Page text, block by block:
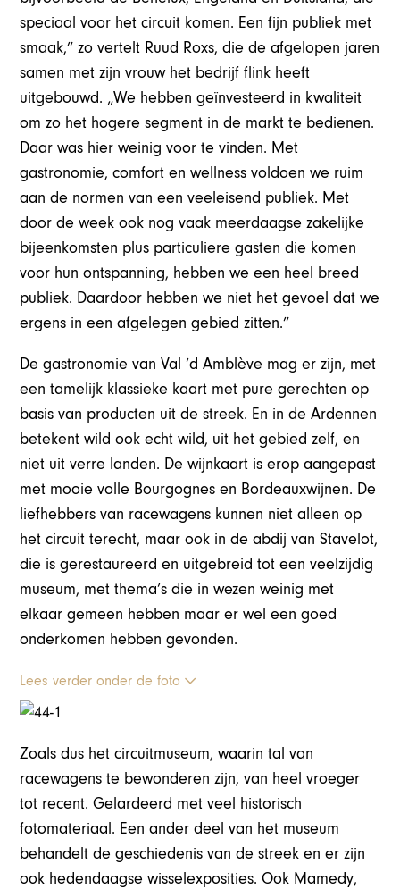
speciaal voor het circuit komen. Een fijn publiek met
smaak,” zo vertelt Ruud Roxs, die de afgelopen jaren
samen met zijn vrouw het bedrijf flink heeft
uitgebouwd. „We hebben geïnvesteerd in kwaliteit
om zo het hogere segment in de markt te bedienen.
Daar was hier weinig voor te vinden. Met
gastronomie, comfort en wellness voldoen we ruim
aan de normen van een veeleisend publiek. Met
door de week ook nog vaak meerdaagse zakelijke
bijeenkomsten plus particuliere gasten die komen
voor hun ontspanning, hebben we een heel breed
publiek. Daardoor hebben we niet het gevoel dat we
ergens in een afgelegen gebied zitten.”
De gastronomie van Val ‘d Amblève mag er zijn, met
een tamelijk klassieke kaart met pure gerechten op
basis van producten uit de streek. En in de Ardennen
betekent wild ook echt wild, uit het gebied zelf, en
niet uit verre landen. De wijnkaart is erop aangepast
met mooie volle Bourgognes en Bordeauxwijnen. De
liefhebbers van racewagens kunnen niet alleen op
het circuit terecht, maar ook in de abdij van Stavelot,
die is gerestaureerd en uitgebreid tot een veelzijdig
museum, met thema’s die in wezen weinig met
elkaar gemeen hebben maar er wel een goed
onderkomen hebben gevonden.
Lees verder onder de foto
Zoals dus het circuitmuseum, waarin tal van
racewagens te bewonderen zijn, van heel vroeger
tot recent. Gelardeerd met veel historisch
fotomateriaal. Een ander deel van het museum
behandelt de geschiedenis van de streek en er zijn
ook hedendaagse wisselexposities. Ook Mamedy,